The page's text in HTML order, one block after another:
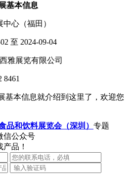
基本信息
心（福田）
至 2024-09-04
雅展览有限公司
8461
基本信息就介绍到这里了，欢迎您
品和饮料展览会（深圳） 专题
品！